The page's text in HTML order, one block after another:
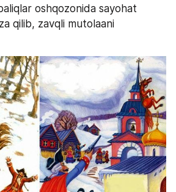
oshqozonida sayohat
qilib, zavqli mutolaani